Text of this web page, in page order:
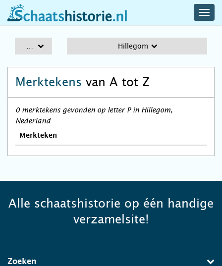
schaatshistorie.nl
Hillegom
Merktekens van A tot Z
0 merktekens gevonden op letter P in Hillegom,
Nederland
Merkteken
Alle schaatshistorie op één handige
verzamelsite!
Zoeken